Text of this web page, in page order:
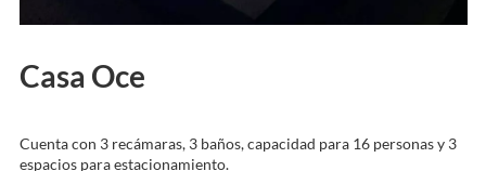
Casa Oce
Cuenta con 3 recámaras, 3 baños, capacidad para 16 personas y 3
espacios para estacionamiento.